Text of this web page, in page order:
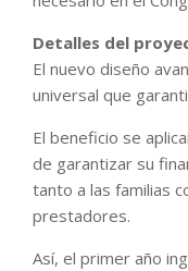
Detalles del
El nuevo diseño
universal que
El beneficio se
de garantizar su
tanto a las familias
prestadores.
Así, el primer año